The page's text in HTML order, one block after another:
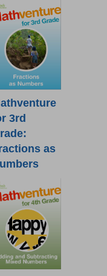
3rd
as